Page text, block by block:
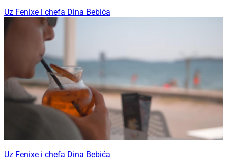
Uz Fenixe i chefa Dina Bebića
Uz Fenixe i chefa Dina Bebića